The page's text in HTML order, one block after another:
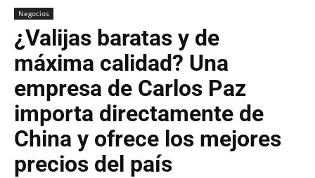
Negocios
¿Valijas baratas y de
máxima calidad? Una
empresa de Carlos Paz
importa directamente de
China y ofrece los mejores
precios del país